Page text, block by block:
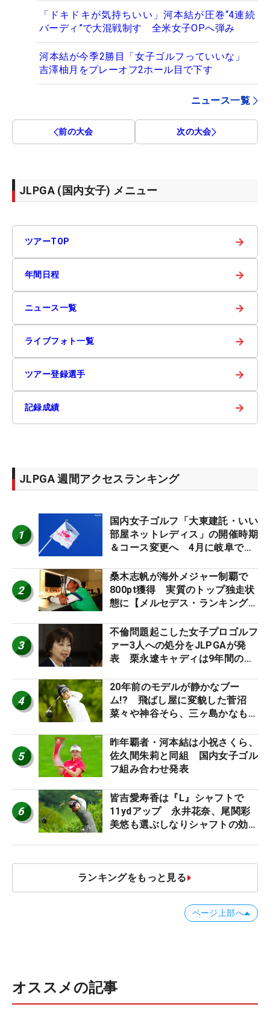
「ドキドキが気持ちいい」河本結が圧巻“4連続
バーディ”で大混戦制す 全米女子OPへ弾み
河本結が今季2勝目「女子ゴルフっていいな」
吉澤柚月をプレーオフ2ホール目で下す
ニュース一覧
前の大会 次の大会
JLPGA (国内女子) メニュー
ツアーTOP →
年間日程 →
ニュース一覧 →
ライブフォト一覧 →
ツアー登録選手 →
記録成績 →
JLPGA 週間アクセスランキング
1
国内女子ゴルフ「大東建託・いい
部屋ネットレディス」の開催時期
＆コース変更へ 4月に岐阜で開
2
桑木志帆が海外メジャー制覇で
800pt獲得 実質のトップ独走状
態に【メルセデス・ランキング番
3
不倫問題起こした女子プロゴルフ
ァー3人への処分をJLPGAが発
表 栗永遼キャディは9年間の立
4
20年前のモデルが静かなブー
ム!? 飛ばし屋に変貌した菅沼
菜々や神谷そら、三ヶ島かなも使
ロたちの“飛ばしギア”】
5
昨年覇者・河本結は小祝さくら、
佐久間朱莉と同組 国内女子ゴル
フ組み合わせ発表
6
皆吉愛寿香は『L』シャフトで
11ydアップ 永井花奈、尾関彩
美悠も選ぶしなりシャフトの効果
ランキングをもっと見る
ページ上部へ
オススメの記事